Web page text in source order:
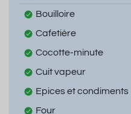
Bouilloire
Cafetière
Cocotte-minute
Cuit vapeur
Epices et condiments
Four